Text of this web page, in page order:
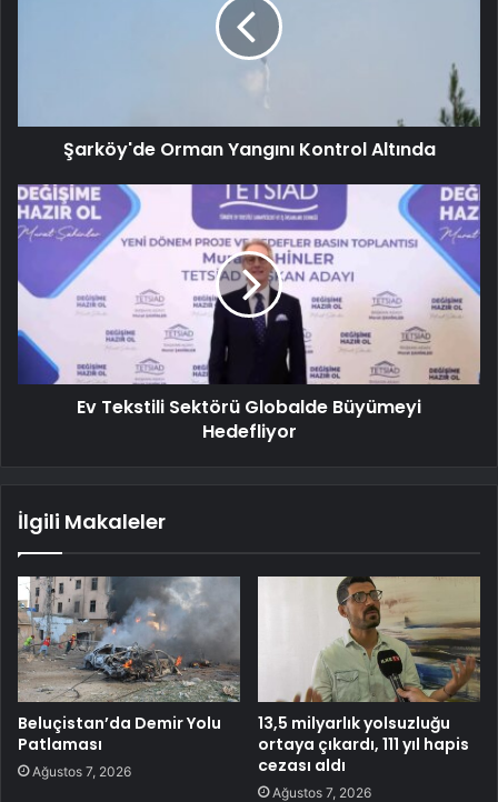
Şarköy'de Orman Yangını Kontrol Altında
Ev Tekstili Sektörü Globalde Büyümeyi
Hedefliyor
İlgili Makaleler
Beluçistan’da Demir Yolu
Patlaması
Ağustos 7, 2026
13,5 milyarlık yolsuzluğu
ortaya çıkardı, 111 yıl hapis
cezası aldı
Ağustos 7, 2026